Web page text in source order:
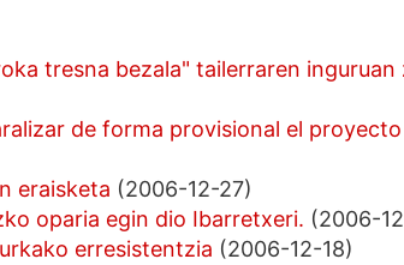
tresna bezala" tailerraren inguruan
de forma provisional el
eraisketa (2006-12-27)
oparia egin dio Ibarretxeri. (2006-
erresistentzia (2006-12-18)